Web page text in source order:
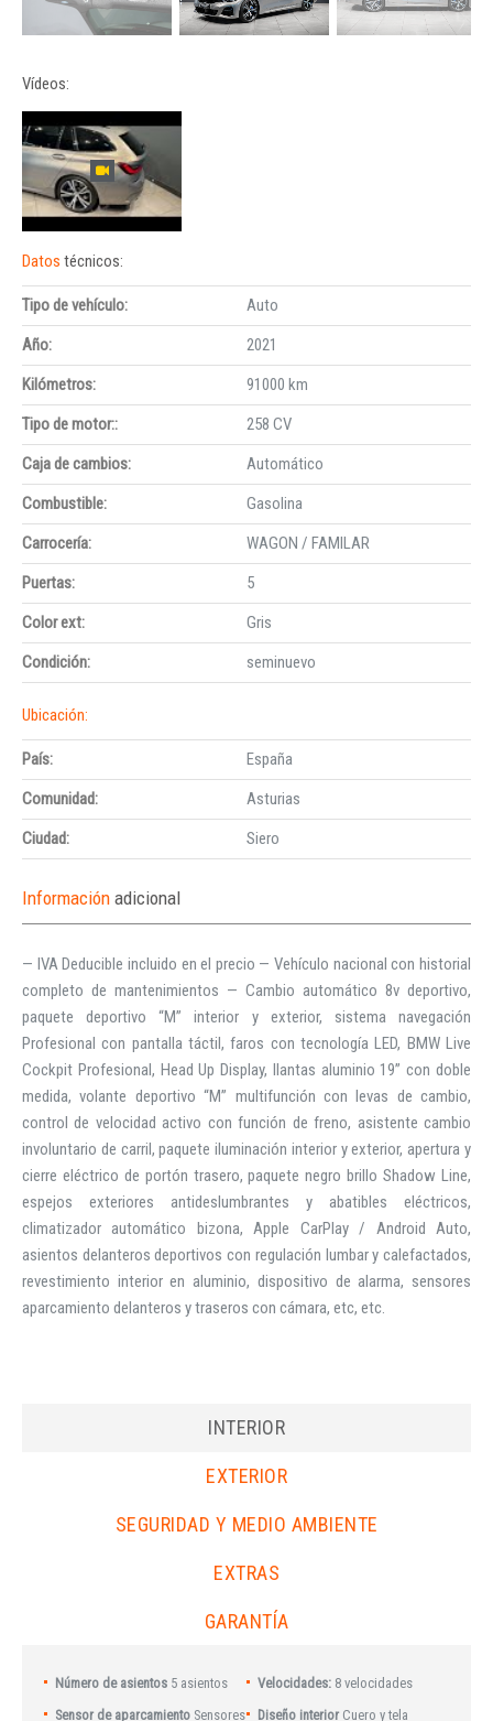
Vídeos:
Datos técnicos:
Tipo de vehículo:
Auto
Año:
2021
Kilómetros:
91000 km
Tipo de motor::
258 CV
Caja de cambios:
Automático
Combustible:
Gasolina
Carrocería:
WAGON / FAMILAR
Puertas:
5
Color ext:
Gris
Condición:
seminuevo
Ubicación:
País:
España
Comunidad:
Asturias
Ciudad:
Siero
Información adicional
— IVA Deducible incluido en el precio — Vehículo nacional con historial
completo de mantenimientos — Cambio automático 8v deportivo,
paquete deportivo “M” interior y exterior, sistema navegación
Profesional con pantalla táctil, faros con tecnología LED, BMW Live
Cockpit Profesional, Head Up Display, llantas aluminio 19” con doble
medida, volante deportivo “M” multifunción con levas de cambio,
control de velocidad activo con función de freno, asistente cambio
involuntario de carril, paquete iluminación interior y exterior, apertura y
cierre eléctrico de portón trasero, paquete negro brillo Shadow Line,
espejos exteriores antideslumbrantes y abatibles eléctricos,
climatizador automático bizona, Apple CarPlay / Android Auto,
asientos delanteros deportivos con regulación lumbar y calefactados,
revestimiento interior en aluminio, dispositivo de alarma, sensores
aparcamiento delanteros y traseros con cámara, etc, etc.
INTERIOR
EXTERIOR
SEGURIDAD Y MEDIO AMBIENTE
EXTRAS
GARANTÍA
Número de asientos 5 asientos Velocidades: 8 velocidades
Sensor de aparcamiento Sensores Diseño interior Cuero y tela